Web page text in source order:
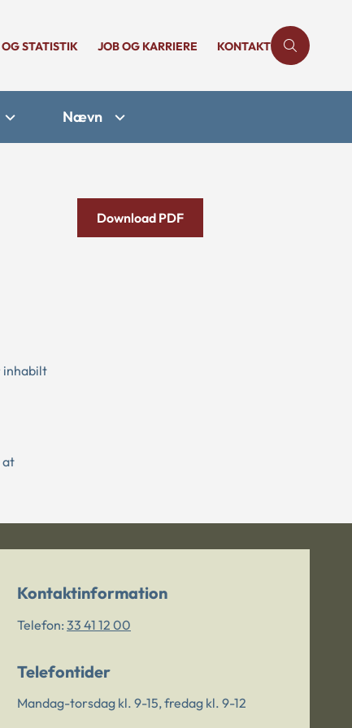
STATISTIK JOB OG KARRIERE KONTAKT
Nævn
inhabilt
at
Download PDF
Kontaktinformation
Telefon: 33 41 12 00
Telefontider
Mandag-torsdag kl. 9-15, fredag kl. 9-12